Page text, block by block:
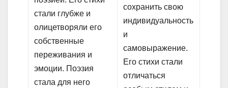
стали глубже и
олицетворяли его
собственные
переживания и
эмоции. Поэзия
стала для него
сохранить свою
индивидуальность
и
самовыражение.
Его стихи стали
отличаться